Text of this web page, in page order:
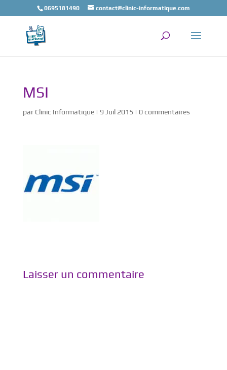
0695181490 contact@clinic-informatique.com
MSI
par Clinic Informatique| 9 Juil 2015 | 0 commentaires
Laisser un commentaire